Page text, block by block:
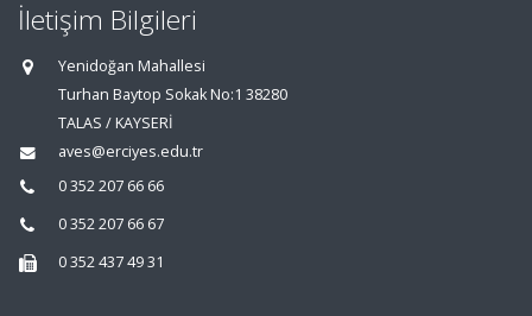
İletişim Bilgileri
Yenidoğan Mahallesi
Turhan Baytop Sokak No:1 38280
TALAS / KAYSERİ
aves@erciyes.edu.tr
0 352 207 66 66
0 352 207 66 67
0 352 437 49 31